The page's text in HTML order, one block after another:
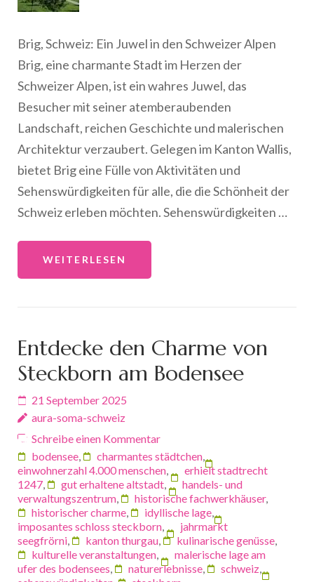
Brig, Schweiz: Ein Juwel in den Schweizer Alpen
Brig, eine charmante Stadt im Herzen der
Schweizer Alpen, ist ein wahres Juwel, das
Besucher mit seiner atemberaubenden
Landschaft, reichen Geschichte und malerischen
Architektur verzaubert. Gelegen im Kanton Wallis,
bietet Brig eine Fülle von Aktivitäten und
Sehenswürdigkeiten für alle, die die Schönheit der
Schweiz erleben möchten. Sehenswürdigkeiten …
WEITERLESEN
Entdecke den Charme von
Steckborn am Bodensee
21 September 2025
aura-soma-schweiz
Schreibe einen Kommentar
bodensee, charmantes städtchen,
einwohnerzahl 4.000 menschen,
erhielt stadtrecht
1247, gut erhaltene altstadt,
handels- und
verwaltungszentrum, historische fachwerkhäuser,
historischer charme, idyllische lage,
imposantes schloss steckborn,
jahrmarkt
seegfrörni, kanton thurgau, kulinarische genüsse,
kulturelle veranstaltungen,
malerische lage am
ufer des bodensees, naturerlebnisse, schweiz,